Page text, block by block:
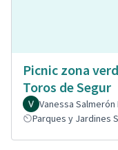
Picnic zona
Toros de Segur
Vanessa Salmerón
Parques y Jardines